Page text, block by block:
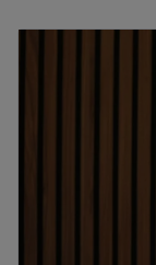
Strahlende
Team von